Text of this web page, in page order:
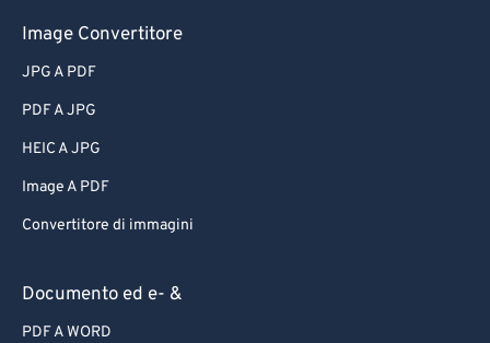
Image Convertitore
JPG A PDF
PDF A JPG
HEIC A JPG
Image A PDF
Convertitore di immagini
Documento ed e- &
PDF A WORD